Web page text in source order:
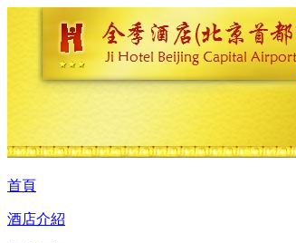
首頁
酒店介紹